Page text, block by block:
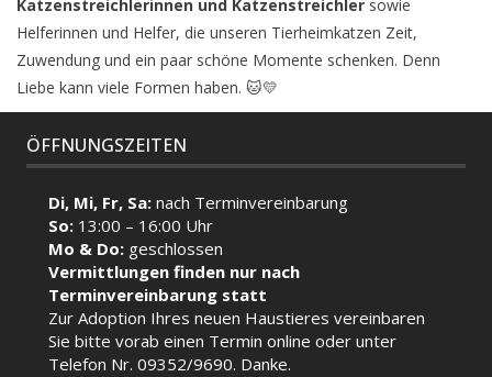
Katzenstreichlerinnen und Katzenstreichler sowie
Helferinnen und Helfer, die unseren Tierheimkatzen Zeit,
Zuwendung und ein paar schöne Momente schenken. Denn
Liebe kann viele Formen haben. 🐱💛
ÖFFNUNGSZEITEN
Di, Mi, Fr, Sa:nach Terminvereinbarung
So: 13:00 – 16:00 Uhr
Mo & Do: geschlossen
Vermittlungen finden nur nach
Terminvereinbarung statt
Zur Adoption Ihres neuen Haustieres vereinbaren
Sie bitte vorab einen Terminonline oder unter
Telefon Nr. 09352/9690. Danke.